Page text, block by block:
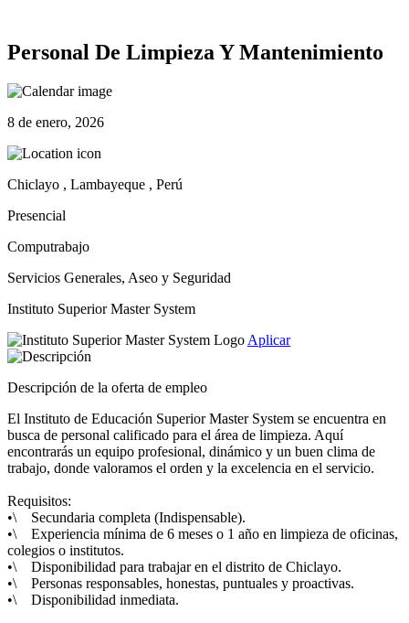
Personal De Limpieza Y Mantenimiento
8 de enero, 2026
Chiclayo , Lambayeque , Perú
Presencial
Computrabajo
Servicios Generales, Aseo y Seguridad
Instituto Superior Master System
Aplicar
Descripción de la oferta de empleo
El Instituto de Educación Superior Master System se encuentra en
busca de personal calificado para el área de limpieza. Aquí
encontrarás un equipo profesional, dinámico y un buen clima de
trabajo, donde valoramos el orden y la excelencia en el servicio.
Requisitos:
•\ Secundaria completa (Indispensable).
•\ Experiencia mínima de 6 meses o 1 año en limpieza de oficinas,
colegios o institutos.
•\ Disponibilidad para trabajar en el distrito de Chiclayo.
•\ Personas responsables, honestas, puntuales y proactivas.
•\ Disponibilidad inmediata.